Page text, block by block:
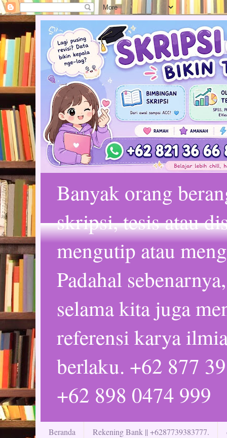
Banyak orang
skripsi, tesis atau
mengutip atau
Padahal
selama kita juga
referensi karya
berlaku. +62 877
+62 898 0474 999
Beranda Rekening Bank || +6287739383777.